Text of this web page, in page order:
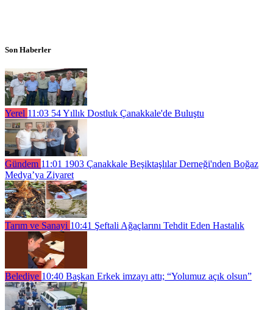
Son Haberler
Yerel 11:03 54 Yıllık Dostluk Çanakkale'de Buluştu
Gündem 11:01 1903 Çanakkale Beşiktaşlılar Derneği'nden Boğaz
Medya’ya Ziyaret
Tarım ve Sanayi 10:41 Şeftali Ağaçlarını Tehdit Eden Hastalık
Belediye 10:40 Başkan Erkek imzayı attı; “Yolumuz açık olsun”